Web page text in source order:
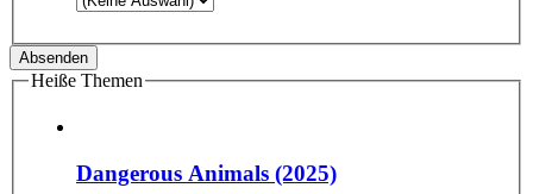
Heiße Themen
Dangerous Animals (2025)